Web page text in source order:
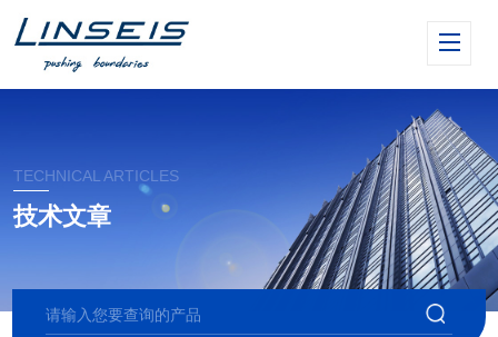
TECHNICAL ARTICLES
技术文章